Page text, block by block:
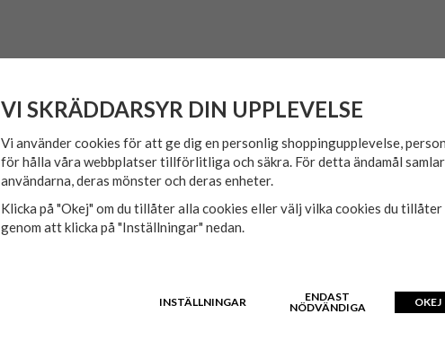
VI SKRÄDDARSYR DIN UPPLEVELSE
Vi använder cookies för att ge dig en personlig shoppingupplevelse,
för hålla våra webbplatser tillförlitliga och säkra. För detta ändamål
användarna, deras mönster och deras enheter.
Klicka på "Okej" om du tillåter alla cookies eller välj vilka cookies du
genom att klicka på "Inställningar" nedan.
INSTÄLLNINGAR
ENDAST
NÖDVÄNDIGA
OKEJ